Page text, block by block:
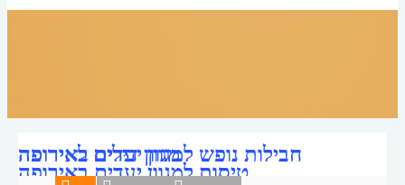
טיסות למגוון יעדים באירופה
מגוון דילים לאירופה
חבילות נופש למגוון יעדים באירופה